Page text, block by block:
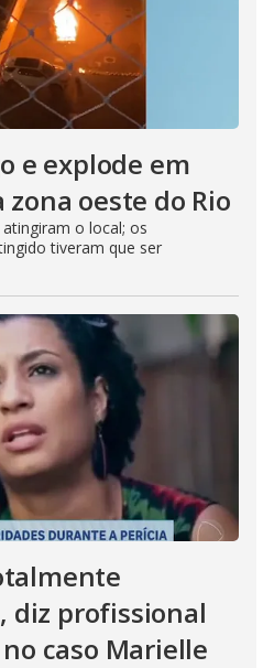
e explode em
oeste do Rio
o local; os
tiveram que ser
diz profissional
caso Marielle